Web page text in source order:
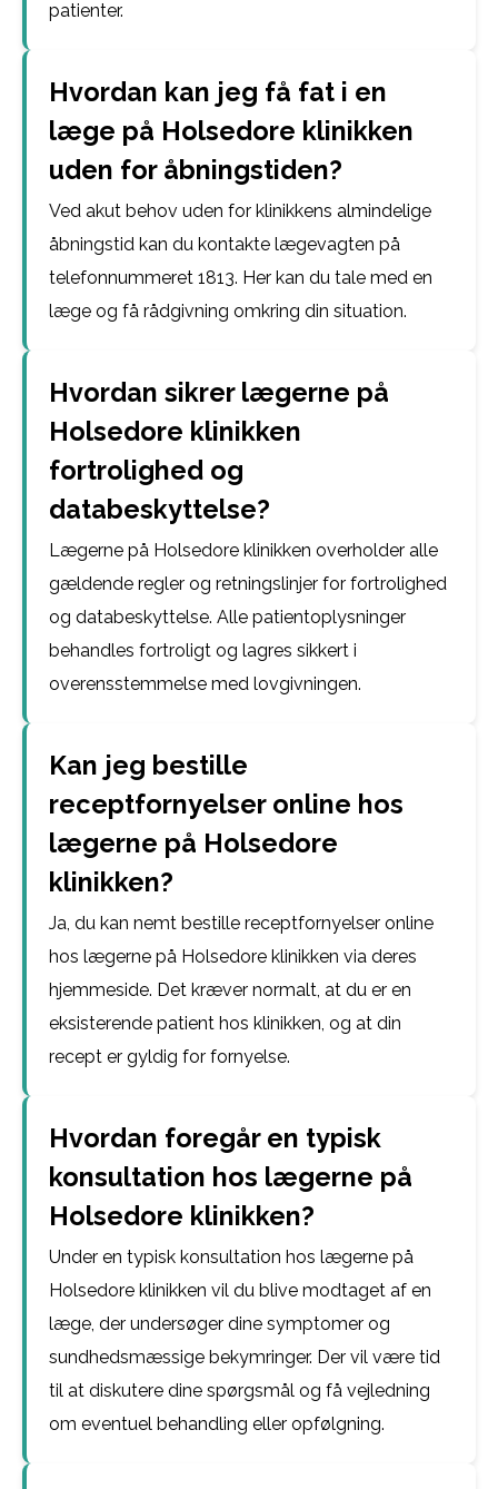
patienter.
Hvordan kan jeg få fat i en
læge på Holsedore klinikken
uden for åbningstiden?
Ved akut behov uden for klinikkens almindelige
åbningstid kan du kontakte lægevagten på
telefonnummeret 1813. Her kan du tale med en
læge og få rådgivning omkring din situation.
Hvordan sikrer lægerne på
Holsedore klinikken
fortrolighed og
databeskyttelse?
Lægerne på Holsedore klinikken overholder alle
gældende regler og retningslinjer for fortrolighed
og databeskyttelse. Alle patientoplysninger
behandles fortroligt og lagres sikkert i
overensstemmelse med lovgivningen.
Kan jeg bestille
receptfornyelser online hos
lægerne på Holsedore
klinikken?
Ja, du kan nemt bestille receptfornyelser online
hos lægerne på Holsedore klinikken via deres
hjemmeside. Det kræver normalt, at du er en
eksisterende patient hos klinikken, og at din
recept er gyldig for fornyelse.
Hvordan foregår en typisk
konsultation hos lægerne på
Holsedore klinikken?
Under en typisk konsultation hos lægerne på
Holsedore klinikken vil du blive modtaget af en
læge, der undersøger dine symptomer og
sundhedsmæssige bekymringer. Der vil være tid
til at diskutere dine spørgsmål og få vejledning
om eventuel behandling eller opfølgning.